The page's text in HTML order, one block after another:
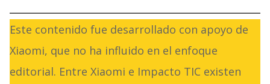
Este contenido fue desarrollado con apoyo de
Xiaomi, que no ha influido en el enfoque
editorial. Entre Xiaomi e Impacto TIC existen